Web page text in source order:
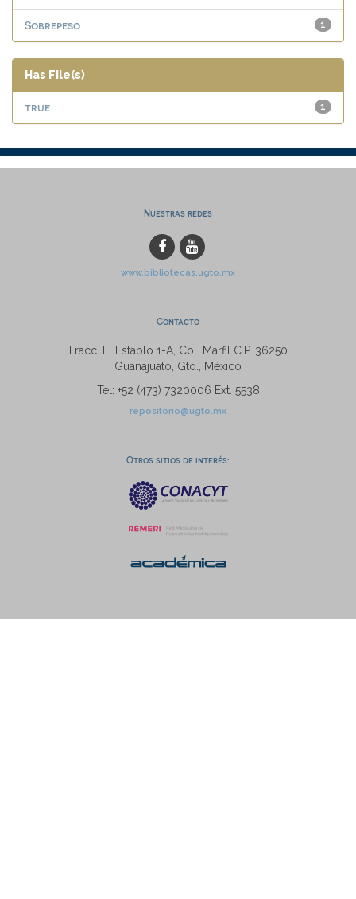
1
Sobrepeso
Has File(s)
1
true
Nuestras redes
www.bibliotecas.ugto.mx
Contacto
Fracc. El Establo 1-A, Col. Marfil C.P. 36250
Guanajuato, Gto., México
Tel: +52 (473) 7320006 Ext. 5538
repositorio@ugto.mx
Otros sitios de interés: